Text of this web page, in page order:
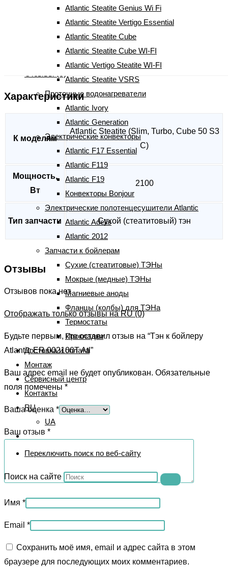
Atlantic Steatite Genius Wi Fi
Atlantic Steatite Vertigo Essential
Atlantic Steatite Cube
Atlantic Steatite Cube WI-FI
Atlantic Vertigo Steatite WI-FI
Atlantic Steatite VSRS
Проточные водонагреватели
Atlantic Ivory
Atlantic Generation
Электрические конвекторы
Atlantic F17 Essential
Atlantic F119
Atlantic F19
Конвекторы Bonjour
Электрические полотенцесушители Atlantic
Atlantic Adelis
Atlantic 2012
Запчасти к бойлерам
Сухие (стеатитовые) ТЭНы
Мокрые (медные) ТЭНы
Магниевые аноды
Фланцы (колбы) для ТЭНа
Термостаты
Прокладки
Доставка и оплата
Монтаж
Сервисный центр
Контакты
RU
UA
Переключить поиск по веб-сайту
Поиск на сайте
00210015
Характеристики
К моделям
Atlantic Steatite (Slim, Turbo, Cube 50 S3
C)
Мощность,
Вт
2100
Тип запчасти Сухой (стеатитовый) тэн
Отзывы
Отзывов пока нет.
Отображать только отзывы на RU (0)
Будьте первым, кто оставил отзыв на “Тэн к бойлеру
Atlantic ER 002100T Atl”
Ваш адрес email не будет опубликован. Обязательные
поля помечены *
Ваша оценка *
Ваш отзыв *
Имя *
Email *
Сохранить моё имя, email и адрес сайта в этом
браузере для последующих моих комментариев.